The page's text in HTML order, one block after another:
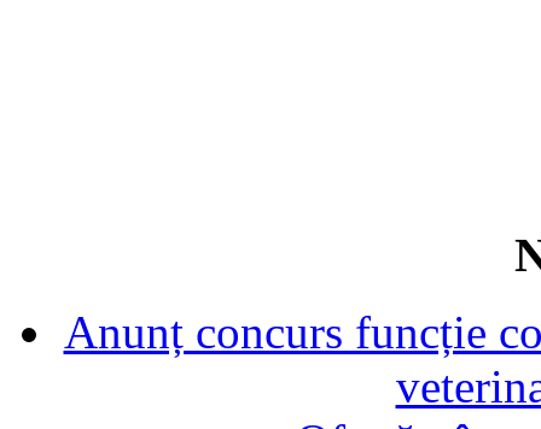
Anunț concurs funcție